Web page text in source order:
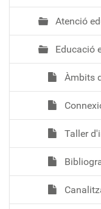
Atenció
Educació
Àmbits
Taller